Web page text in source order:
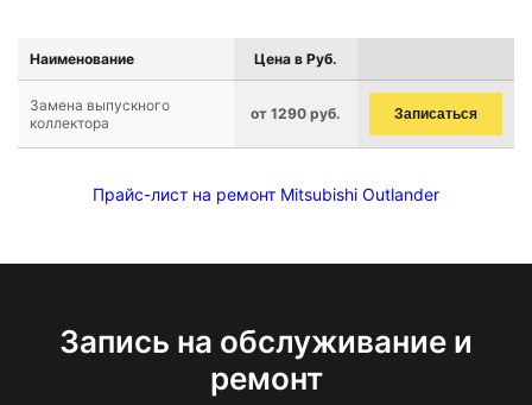
Наименование Цена в Руб.
Замена выпускного
коллектора
от 1290 руб. Записаться
Прайс-лист на ремонт Mitsubishi Outlander
Запись на обслуживание и
ремонт